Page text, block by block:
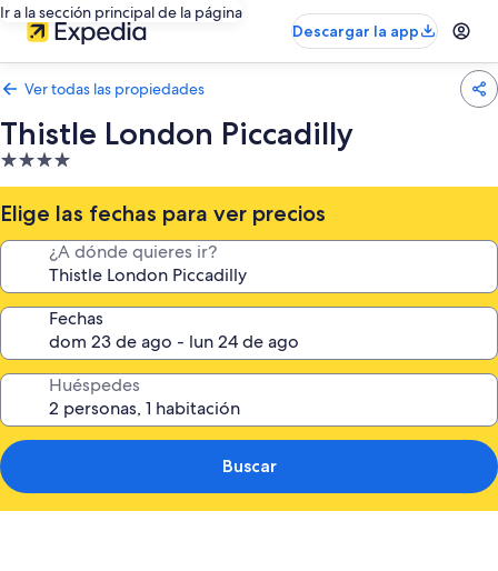
Ir a la sección principal de la página
Descargar la app
Ver todas las propiedades
Thistle London Piccadilly
Propiedad
de
4.0
estrellas
Elige las fechas para ver precios
¿A dónde quieres ir?
Fechas
Huéspedes
Buscar